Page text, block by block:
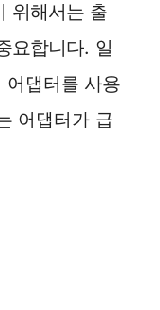
위해서는 출
요합니다. 일
어댑터를 사용
어댑터가 급